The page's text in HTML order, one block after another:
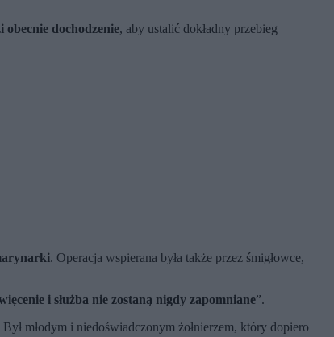
dochodzenie, aby ustalić dokładny przebieg
. Operacja wspierana była także przez śmigłowce,
i służba nie zostaną nigdy zapomniane”.
młodym i niedoświadczonym żołnierzem, który dopiero